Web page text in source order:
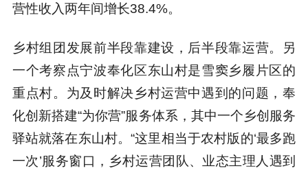
营性收入两年间增长38.4%。
乡村组团发展前半段靠建设，后半段靠运营。另
一个考察点宁波奉化区东山村是雪窦乡履片区的
重点村。为及时解决乡村运营中遇到的问题，奉
化创新搭建“为你营”服务体系，其中一个乡创服务
驿站就落在东山村。“这里相当于农村版的‘最多跑
一次’服务窗口，乡村运营团队、业态主理人遇到